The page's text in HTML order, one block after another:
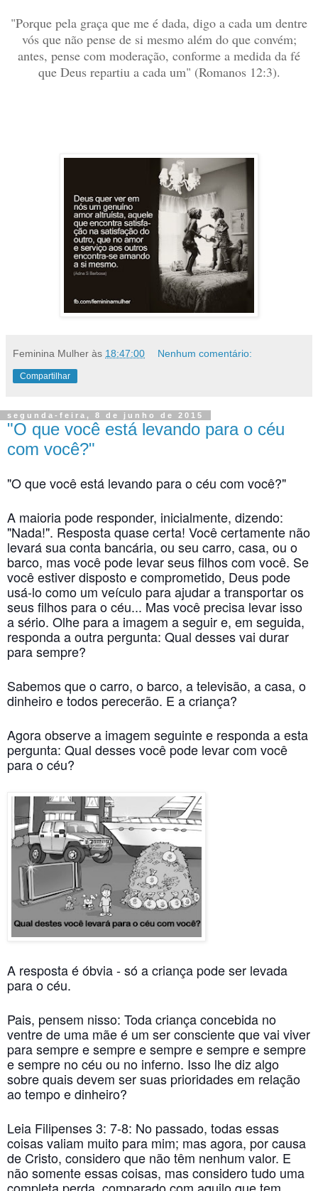
"Porque pela graça que me é dada, digo a cada um dentre
vós que não pense de si mesmo além do que convém;
antes, pense com moderação, conforme a medida da fé
que Deus repartiu a cada um" (Romanos 12:3).
Feminina Mulher às 18:47:00 Nenhum comentário:
Compartilhar
segunda-feira, 8 de junho de 2015
"O que você está levando para o céu
com você?"
"O que você está levando para o céu com você?"
A maioria pode responder, inicialmente, dizendo:
"Nada!". Resposta quase certa! Você certamente não
levará sua conta bancária, ou seu carro, casa, ou o
barco, mas você pode levar seus filhos com você. Se
você estiver disposto e comprometido, Deus pode
usá-lo como um veículo para ajudar a transportar os
seus filhos para o céu... Mas você precisa levar isso
a sério. Olhe para a imagem a seguir e, em seguida,
responda a outra pergunta: Qual desses vai durar
para sempre?
Sabemos que o carro, o barco, a televisão, a casa, o
dinheiro e todos perecerão. E a criança?
Agora observe a imagem seguinte e responda a esta
pergunta: Qual desses você pode levar com você
para o céu?
A resposta é óbvia - só a criança pode ser levada
para o céu.
Pais, pensem nisso: Toda criança concebida no
ventre de uma mãe é um ser consciente que vai viver
para sempre e sempre e sempre e sempre e sempre
e sempre no céu ou no inferno. Isso lhe diz algo
sobre quais devem ser suas prioridades em relação
ao tempo e dinheiro?
Leia Filipenses 3: 7-8: No passado, todas essas
coisas valiam muito para mim; mas agora, por causa
de Cristo, considero que não têm nenhum valor. E
não somente essas coisas, mas considero tudo uma